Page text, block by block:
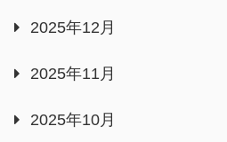
2025年12月
2025年11月
2025年10月